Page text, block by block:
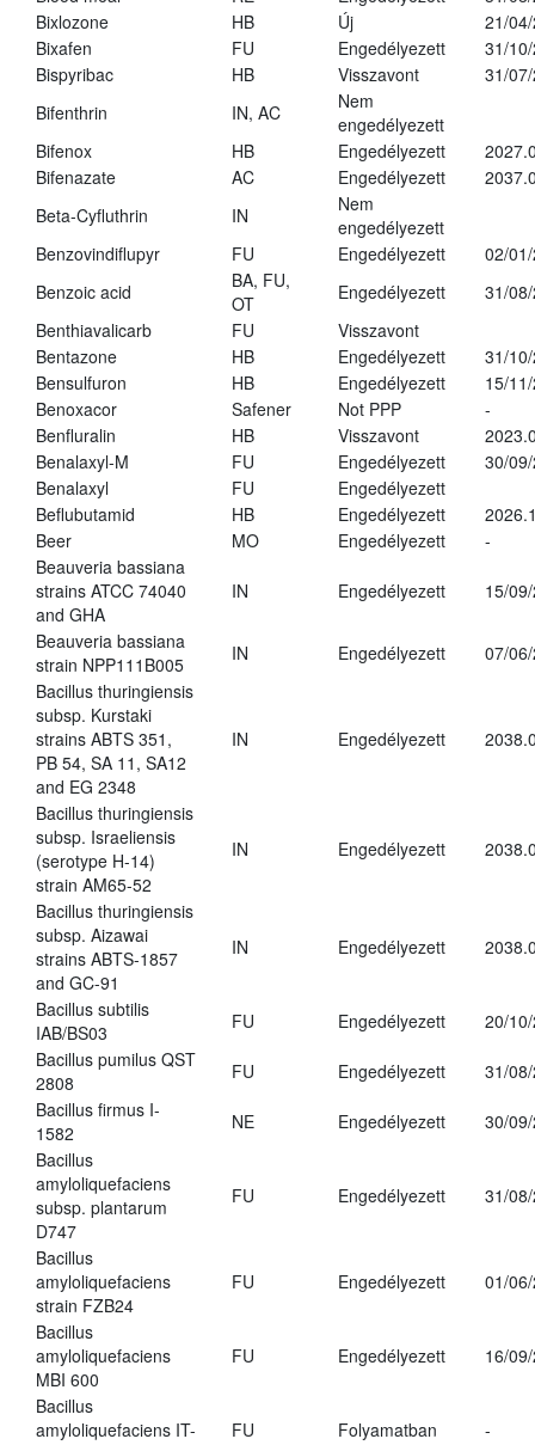
Bixlozone
HB Új
21/
Bixafen
FU Engedélyezett
31/
Bispyribac
HB Visszavont
31/
Bifenthrin
IN, AC
Nem
engedélyezett
Bifenox
HB Engedélyezett
Bifenazate
AC Engedélyezett
Beta-Cyfluthrin
IN
Nem
engedélyezett
Benzovindiflupyr
FU Engedélyezett
02/
Benzoic acid
BA, FU,
OT
Engedélyezett
31/
Benthiavalicarb
FU
Visszavont
Bentazone
HB Engedélyezett
31/
Bensulfuron
HB Engedélyezett
15/
Benoxacor
Safener Not PPP
-
Benfluralin
HB Visszavont
Benalaxyl-M
FU Engedélyezett
30/
Benalaxyl
FU
Engedélyezett
Beflubutamid
HB Engedélyezett
Beer
MO Engedélyezett
-
Beauveria bassiana
strains ATCC 74040
and GHA
IN Engedélyezett 15/
Beauveria bassiana
strain NPP111B005
IN Engedélyezett
07/
Bacillus thuringiensis
subsp. Kurstaki
strains ABTS 351,
PB 54, SA 11, SA12
and EG 2348
IN Engedélyezett
Bacillus thuringiensis
subsp. Israeliensis
(serotype H-14)
strain AM65-52
IN Engedélyezett
Bacillus thuringiensis
subsp. Aizawai
strains ABTS-1857
and GC-91
IN Engedélyezett
Bacillus subtilis
IAB/BS03
FU Engedélyezett
20/
Bacillus pumilus QST
2808
FU Engedélyezett
31/
Bacillus firmus I-
1582
NE Engedélyezett
30/
Bacillus
amyloliquefaciens
subsp. plantarum
D747
FU Engedélyezett 31/
Bacillus
amyloliquefaciens
strain FZB24
FU Engedélyezett 01/
Bacillus
amyloliquefaciens
MBI 600
FU Engedélyezett 16/
Bacillus
amyloliquefaciens IT-
FU Folyamatban -